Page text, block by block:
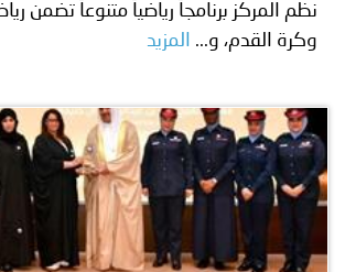
نظم المركز برنامجاً رياضياً متنوعاً تضمن
وكرة القدم، و...
المزيد